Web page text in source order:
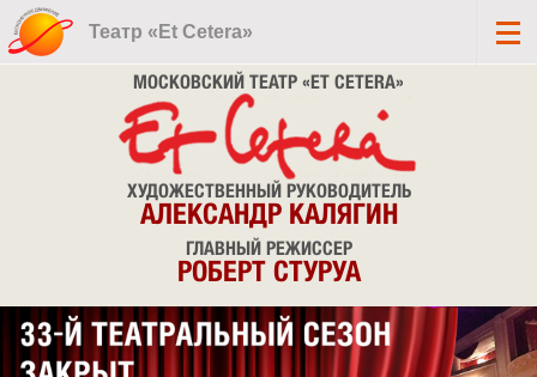
Театр «Et Cetera»
МОСКОВСКИЙ ТЕАТР «ET CETERA»
ХУДОЖЕСТВЕННЫЙ РУКОВОДИТЕЛЬ
АЛЕКСАНДР КАЛЯГИН
ГЛАВНЫЙ РЕЖИССЕР
РОБЕРТ СТУРУА